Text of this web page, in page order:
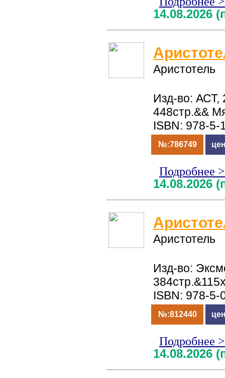
14.08.2026
Аристотель
Изд-во: АСТ,
448стр.&&
ISBN: 978-5-
№:786749
Подробнее
14.08.2026
Аристотель
Изд-во:
ISBN: 978-5-
№:812440
Подробнее
14.08.2026